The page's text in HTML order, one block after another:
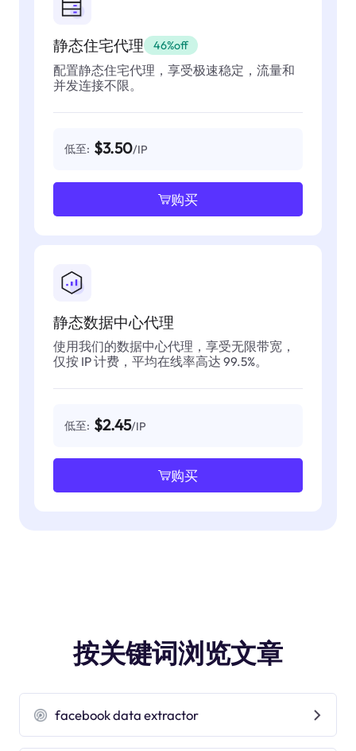
静态住宅代理 46%off
配置静态住宅代理，享受极速稳定，流量和
并发连接不限。
低至: $3.50/IP
购买
静态数据中心代理
使用我们的数据中心代理，享受无限带宽，
仅按 IP 计费，平均在线率高达 99.5%。
低至: $2.45/IP
购买
按关键词浏览文章
facebook data extractor